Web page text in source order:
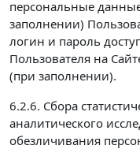
персональные
заполнении)
логин и пароль
Пользователя на
(при заполнении).
6.2.6. Сбора
аналитического
обезличивания